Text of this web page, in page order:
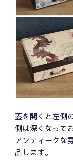
蓋を開くと左側
側は深くなって
アンティークな
品します。